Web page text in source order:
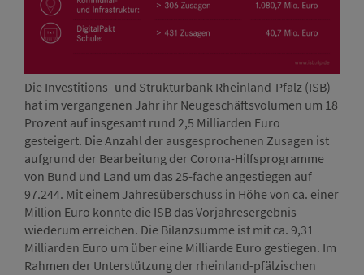
Die Investitions- und Strukturbank Rheinland-Pfalz (ISB)
hat im vergangenen Jahr ihr Neugeschäftsvolumen um 18
Prozent auf insgesamt rund 2,5 Milliarden Euro
gesteigert. Die Anzahl der ausgesprochenen Zusagen ist
aufgrund der Bearbeitung der Corona-Hilfsprogramme
von Bund und Land um das 25-fache angestiegen auf
97.244. Mit einem Jahresüberschuss in Höhe von ca. einer
Million Euro konnte die ISB das Vorjahresergebnis
wiederum erreichen. Die Bilanzsumme ist mit ca. 9,31
Milliarden Euro um über eine Milliarde Euro gestiegen. Im
Rahmen der Unterstützung der rheinland-pfälzischen